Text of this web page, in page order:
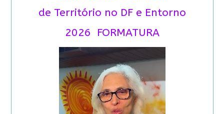
de Território no DF e Entorno
2026 FORMATURA